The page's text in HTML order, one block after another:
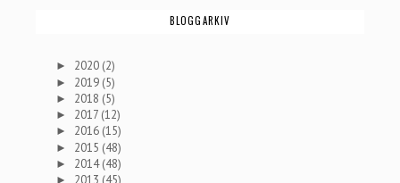
BLOGGARKIV
► 2020 (2)
► 2019 (5)
► 2018 (5)
► 2017 (12)
► 2016 (15)
► 2015 (48)
► 2014(48)
► 2013 (45)